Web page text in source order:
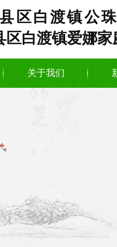
区白渡镇公
区白渡镇爱娜家
关于我们